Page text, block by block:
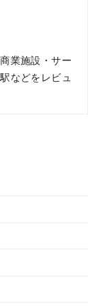
業施設・サー
などをレビュ